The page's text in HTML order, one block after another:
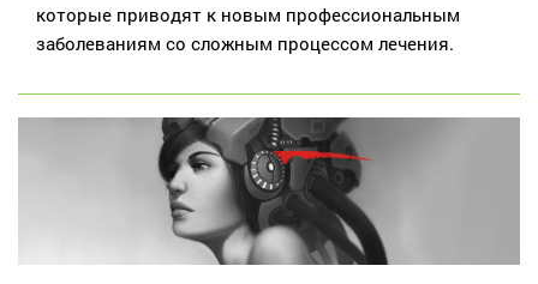
которые приводят к новым профессиональным
заболеваниям со сложным процессом лечения.